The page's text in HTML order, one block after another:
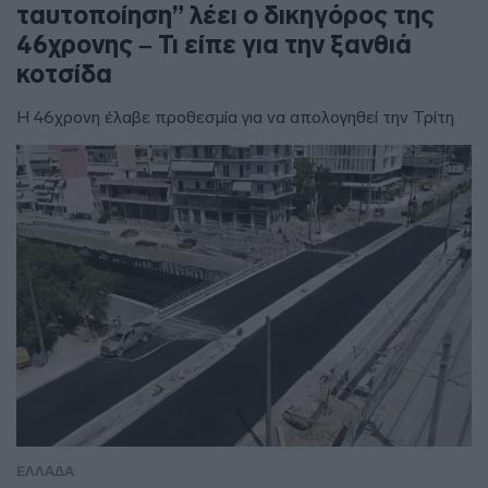
ταυτοποίηση” λέει ο δικηγόρος της
46χρονης – Τι είπε για την ξανθιά
κοτσίδα
Η 46χρονη έλαβε προθεσμία για να απολογηθεί την Τρίτη
ΕΛΛΑΔΑ